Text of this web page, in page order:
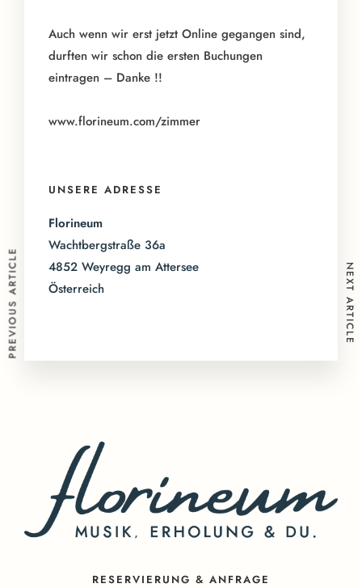
Auch wenn wir erst jetzt Online gegangen sind,
durften wir schon die ersten Buchungen
eintragen – Danke !!
www.florineum.com/zimmer
PREVIOUS ARTICLE NEXT ARTICLE
UNSERE ADRESSE
Florineum
Wachtbergstraße 36a
4852 Weyregg am Attersee
Österreich
RESERVIERUNG & ANFRAGE